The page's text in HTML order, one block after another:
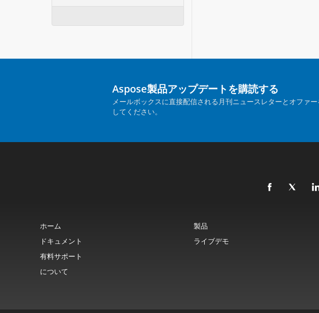
Aspose製品アップデートを購読する
メールボックスに直接配信される月刊ニュースレターとオファ
してください。
ホーム 製品
ドキュメント
ライブデモ
有料サポート
について